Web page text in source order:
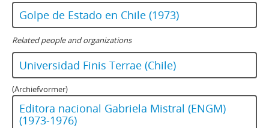
Golpe de Estado en Chile (1973)
Related people and organizations
Universidad Finis Terrae (Chile)
(Archiefvormer)
Editora nacional Gabriela Mistral (ENGM)
(1973-1976)